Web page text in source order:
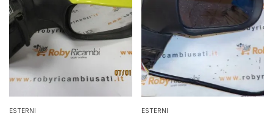
ESTERNI ESTERNI